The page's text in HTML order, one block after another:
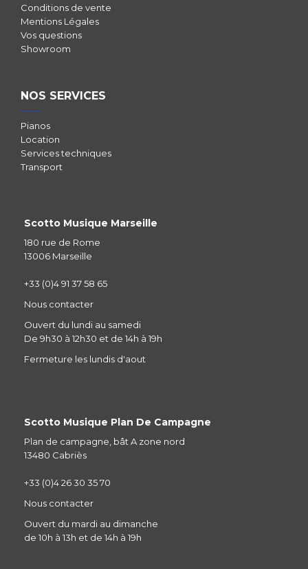
Conditions de vente
Mentions Légales
Vos questions
Showroom
NOS SERVICES
Pianos
Location
Services techniques
Transport
Scotto Musique Marseille
180 rue de Rome
13006 Marseille
+33 (0)4 91 37 58 65
Nous contacter
Ouvert du lundi au samedi
De 9h30 à 12h30 et de 14h à 19h
Fermeture les lundis d'aout
Scotto Musique Plan De Campagne
Plan de campagne, bât A zone nord
13480 Cabriès
+33 (0)4 26 30 35 70
Nous contacter
Ouvert du mardi au dimanche
de 10h à 13h et de 14h à 19h